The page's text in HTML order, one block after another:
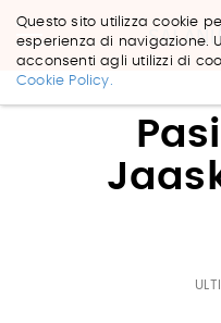
Questo sito utilizza cookie
esperienza di navigazione.
acconsenti agli utilizzi di
Cookie Policy.
Salta